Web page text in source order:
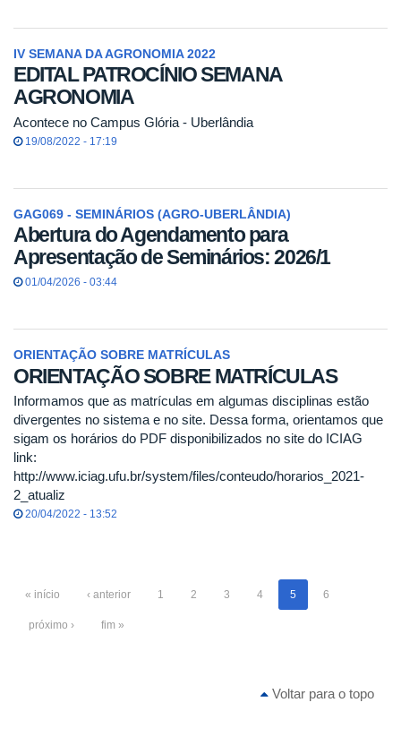
IV SEMANA DA AGRONOMIA 2022
EDITAL PATROCÍNIO SEMANA
AGRONOMIA
Acontece no Campus Glória - Uberlândia
19/08/2022 - 17:19
GAG069 - SEMINÁRIOS (AGRO-UBERLÂNDIA)
Abertura do Agendamento para
Apresentação de Seminários: 2026/1
01/04/2026 - 03:44
ORIENTAÇÃO SOBRE MATRÍCULAS
ORIENTAÇÃO SOBRE MATRÍCULAS
Informamos que as matrículas em algumas disciplinas estão
divergentes no sistema e no site. Dessa forma, orientamos que
sigam os horários do PDF disponibilizados no site do ICIAG
link:
http://www.iciag.ufu.br/system/files/conteudo/horarios_2021-
2_atualiz
20/04/2022 - 13:52
« início ‹ anterior 1 2 3 4 5 6
próximo › fim »
Voltar para o topo